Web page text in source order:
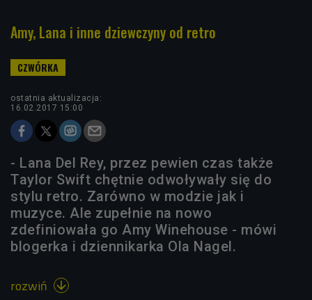
Amy, Lana i inne dziewczyny od retro
ostatnia aktualizacja:
16.02.2017 15:00
- Lana Del Rey, przez pewien czas także
Taylor Swift chętnie odwoływały się do
stylu retro. Zarówno w modzie jak i
muzyce. Ale zupełnie na nowo
zdefiniowała go Amy Winehouse - mówi
blogerka i dziennikarka Ola Nagel.
rozwiń 